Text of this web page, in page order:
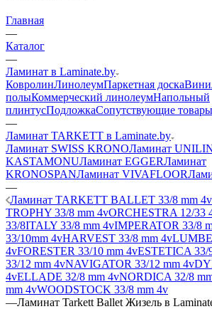
Главная
—
Каталог
—
Ламинат в Laminate.by
КовролинЛинолеумПаркетная доска
полыКоммерческий линолеумНапольный
плинтусПодложкаСопутствующие товары
—
Ламинат TARKETT в Laminate.by
Ламинат SWISS KRONOЛаминат
KASTAMONUЛаминат EGGERЛаминат
KRONOSPANЛаминат VIVAFLOOR
—
Ламинат TARKETT BALLET 33/8 mm 4v
TROPHY 33/8 mm 4vORCHESTRA 12/33
33/8ITALY 33/8 mm 4vIMPERATOR 33/8
33/10mm 4vHARVEST 33/8 mm 4v
4vFORESTER 33/10 mm 4vESTETICA 33/
33/12 mm 4vNAVIGATOR 33/12 mm 4v
4vELLADE 32/8 mm 4vNORDICA 32/8
mm 4vWOODSTOCK 33/8 mm 4v
—Ламинат Tarkett Ballet Жизель в